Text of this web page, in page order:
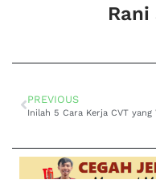
PREVIOUS